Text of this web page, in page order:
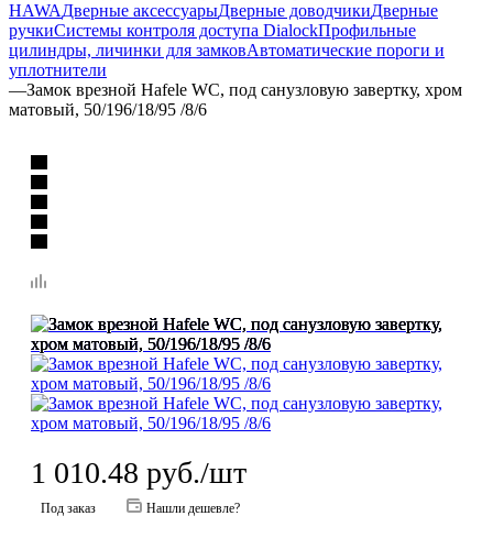
HAWAДверные аксессуарыДверные доводчикиДверные
ручкиСистемы контроля доступа DialockПрофильные
цилиндры, личинки для замковАвтоматические пороги и
уплотнители
—Замок врезной Hafele WC, под санузловую завертку, хром
матовый, 50/196/18/95 /8/6
1 010.48 руб./шт
Под заказ Нашли дешевле?